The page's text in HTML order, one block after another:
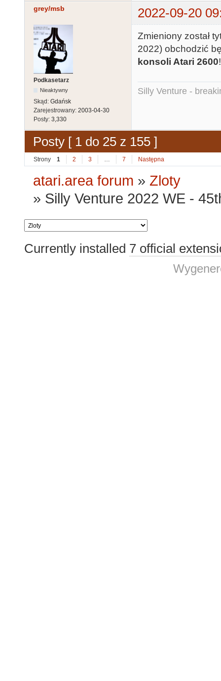
grey/msb 2022-09-20
Podkasetarz
Nieaktywny
Skąd: Gdańsk
Zarejestrowany: 2003-04-30
Posty: 3,330
Zmieniony został
2022) obchodzić
konsoli Atari 2600!
Silly Venture -
Posty [ 1 do 25 z 155 ]
Strony 1 2 3 … 7 Następna
atari.area forum » Zloty
» Silly Venture 2022 WE -
Currently installed 7 official